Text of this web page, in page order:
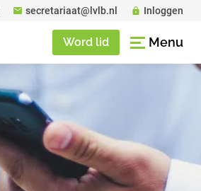
secretariaat@lvlb.nl Inloggen
Word lid Menu